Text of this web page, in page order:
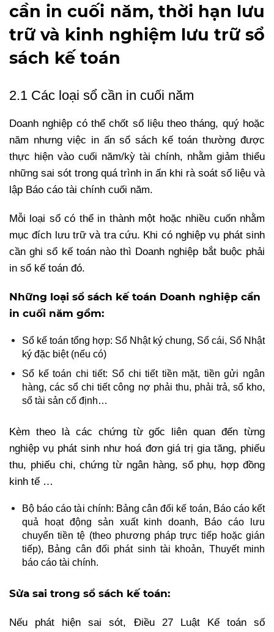
cần in cuối năm, thời hạn lưu
trữ và kinh nghiệm lưu trữ sổ
sách kế toán
2.1 Các loại sổ cần in cuối năm
Doanh nghiệp có thể chốt số liệu theo tháng, quý hoặc
năm nhưng việc in ấn sổ sách kế toán thường được
thực hiện vào cuối năm/kỳ tài chính, nhằm giảm thiểu
những sai sót trong quá trình in ấn khi rà soát số liệu và
lập Báo cáo tài chính cuối năm.
Mỗi loại sổ có thể in thành một hoặc nhiều cuốn nhằm
mục đích lưu trữ và tra cứu. Khi có nghiệp vụ phát sinh
cần ghi sổ kế toán nào thì Doanh nghiệp bắt buộc phải
in sổ kế toán đó.
Những loại sổ sách kế toán Doanh nghiệp cần
in cuối năm gồm:
Sổ kế toán tổng hợp: Sổ Nhật ký chung, Sổ cái, Sổ Nhật
ký đặc biệt (nếu có)
Sổ kế toán chi tiết: Sổ chi tiết tiền mặt, tiền gửi ngân
hàng, các sổ chi tiết công nợ phải thu, phải trả, sổ kho,
sổ tài sản cố định…
Kèm theo là các chứng từ gốc liên quan đến từng
nghiệp vụ phát sinh như hoá đơn giá trị gia tăng, phiếu
thu, phiếu chi, chứng từ ngân hàng, sổ phụ, hợp đồng
kinh tế …
Bộ báo cáo tài chính: Bảng cân đối kế toán, Báo cáo kết
quả hoạt động sản xuất kinh doanh, Báo cáo lưu
chuyển tiền tệ (theo phương pháp trực tiếp hoặc gián
tiếp), Bảng cân đối phát sinh tài khoản, Thuyết minh
báo cáo tài chính.
Sửa sai trong sổ sách kế toán:
Nếu phát hiện sai sót, Điều 27 Luật Kế toán số